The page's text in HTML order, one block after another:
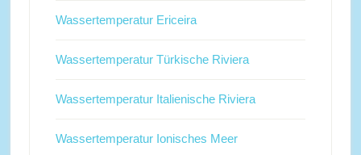
Wassertemperatur Ericeira
Wassertemperatur Türkische Riviera
Wassertemperatur Italienische Riviera
Wassertemperatur Ionisches Meer